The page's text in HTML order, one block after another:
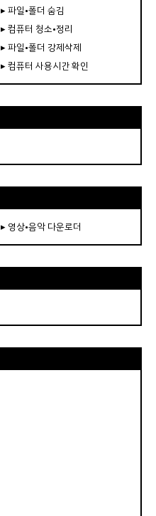
▸ 파일•폴더 숨김
▸ 컴퓨터 청소•정리
▸ 파일•폴더 강제삭제
▸ 컴퓨터 사용시간 확인
▸ 영상•음악 다운로더